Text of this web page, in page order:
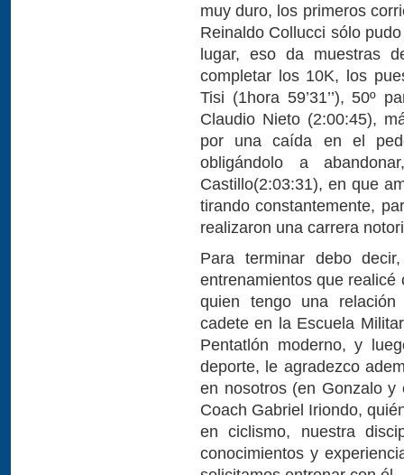
muy duro, los primeros
Reinaldo Collucci sólo
lugar, eso da muestras
completar los 10K, los
Tisi (1hora 59’31’’), 50º
Claudio Nieto (2:00:45),
por una caída en el
obligándolo a
Castillo(2:03:31), en que
tirando constantemente,
realizaron una carrera
Para terminar debo
entrenamientos que
quien tengo una
cadete en la Escuela
Pentatlón moderno, y
deporte, le agradezco
en nosotros (en Gonzalo
Coach Gabriel Iriondo,
en ciclismo, nuestra
conocimientos y